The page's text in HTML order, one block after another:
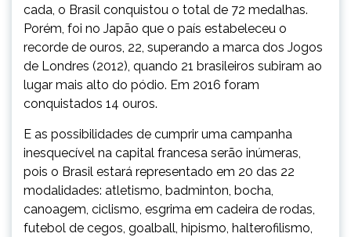
cada, o Brasil conquistou o total de 72 medalhas.
Porém, foi no Japão que o país estabeleceu o
recorde de ouros, 22, superando a marca dos Jogos
de Londres (2012), quando 21 brasileiros subiram ao
lugar mais alto do pódio. Em 2016 foram
conquistados 14 ouros.
E as possibilidades de cumprir uma campanha
inesquecível na capital francesa serão inúmeras,
pois o Brasil estará representado em 20 das 22
modalidades: atletismo, badminton, bocha,
canoagem, ciclismo, esgrima em cadeira de rodas,
futebol de cegos, goalball, hipismo, halterofilismo,